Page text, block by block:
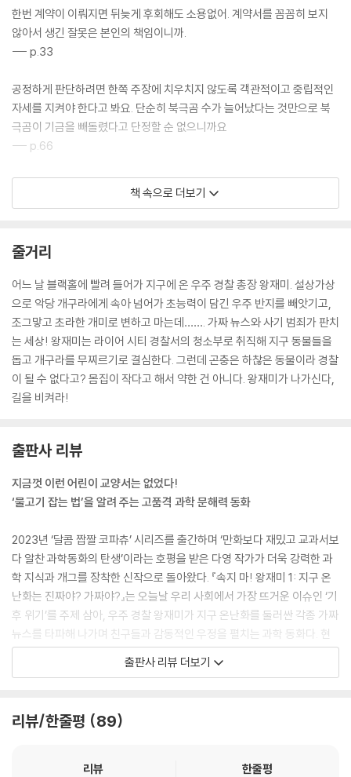
한번 계약이 이뤄지면 뒤늦게 후회해도 소용없어. 계약서를 꼼꼼히 보지
않아서 생긴 잘못은 본인의 책임이니까.
--- p.33
공정하게 판단하려면 한쪽 주장에 치우치지 않도록 객관적이고 중립적인
자세를 지켜야 한다고 봐요. 단순히 북극곰 수가 늘어났다는 것만으로 북
극곰이 기금을 빼돌렸다고 단정할 순 없으니까요
--- p.66
개구라가 자신이 시키는 대로 하면 한평생 놀림받았던 도둑고양이라는 별
명을 없애 주겠다고 했어요. 당당하게 새 삶을 살고 싶어서 덥석 반지를 꼈
자료에 대한 설명이 없거나 모호할 경우 가짜일 가능성이 높아. 또한 여러
사람의 확인을 거치는 책, 논문, 연구 보고서 등이 아니라 개인 블로그에서
가져온 자료라 신뢰성이 떨어져.
--- p.81
흥청망청 먹고 방귀를 뀌어야 다른 동물을 살릴 수 있다니, 뭔가 이상한
데?
‘초콜릿을 많이 먹으면(원인) 노벨상을 받는다(결과)’라고 주장할 수 있을
신 매일 초콜릿만 먹었을 거야.
--- p.109
지구 온도가 2도 오르면 대부분의 작은 빙하가 사라지고 수억 명이 물 부족
에 시달릴 거예요. 4도까지 오르면 해양 생물의 절반이 멸종하게 될 수도
있어요.
--- p.126
거짓이 판치는 세상 속에서도 그들의 우정만큼은 진실했다. 왕재미는 진정
한 친구가 있다는 사실에 가슴이 벅차올랐다.
경찰이 될 수 없는 동물은 없어요. 우리는 모두 소중하고 평등해요. 우주에
수많은 별들이 있다 해도 우리를 대신할 수 있는 건 오직 우리뿐이에요. 우
책 속으로 더보기
줄거리
어느 날 블랙홀에 빨려 들어가 지구에 온 우주 경찰 총장 왕재미. 설상가상
으로 악당 개구라에게 속아 넘어가 초능력이 담긴 우주 반지를 빼앗기고,
조그맣고 초라한 개미로 변하고 마는데……. 가짜 뉴스와 사기 범죄가 판치
는 세상! 왕재미는 라이어 시티 경찰서의 청소부로 취직해 지구 동물들을
돕고 개구라를 무찌르기로 결심한다. 그런데 곤충은 하찮은 동물이라 경찰
이 될 수 없다고? 몸집이 작다고 해서 약한 건 아니다. 왕재미가 나가신다,
길을 비켜라!
출판사 리뷰
지금껏 이런 어린이 교양서는 없었다!
‘물고기 잡는 법’을 알려 주는 고품격 과학 문해력 동화
2023년 ‘달콤 짭짤 코파츄’ 시리즈를 출간하며 ‘만화보다 재밌고 교과서보
다 알찬 과학동화의 탄생’이라는 호평을 받은 다영 작가가 더욱 강력한 과
학 지식과 개그를 장착한 신작으로 돌아왔다. 『속지 마! 왕재미 1: 지구 온
난화는 진짜야? 가짜야?』는 오늘날 우리 사회에서 가장 뜨거운 이슈인 ‘기
후 위기’를 주제 삼아, 우주 경찰 왕재미가 지구 온난화를 둘러싼 각종 가짜
뉴스를 타파해 나가며 친구들과 감동적인 우정을 펼치는 과학 동화다. 현
직 초등 교사이자 EBS 교재 집필진인 다영 작가는 오랜 시간 철저하게 최
신 자료를 조사하는 한편, 아주 작고 귀여우면서도 정의로운 주인공 ‘왕재
사한다. 인스타그램에서 ‘아빠는 N살’ 카툰을 연재하며 구독자들의 큰 사
이 독자의 마음을 사로잡는다.
출판사 리뷰 더보기
리뷰/한줄평 89
리뷰 한줄평